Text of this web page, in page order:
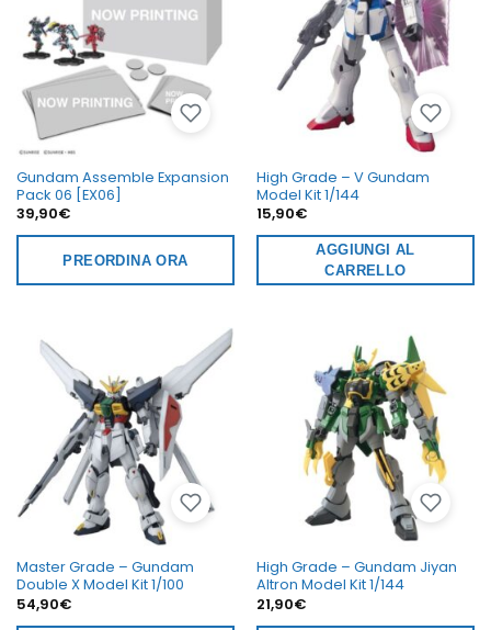
Gundam Assemble Expansion
Pack 06 [EX06]
39,90€
PREORDINA ORA
High Grade – V Gundam
Model Kit 1/144
15,90€
AGGIUNGI AL
CARRELLO
Master Grade – Gundam
Double X Model Kit 1/100
54,90€
High Grade – Gundam Jiyan
Altron Model Kit 1/144
21,90€